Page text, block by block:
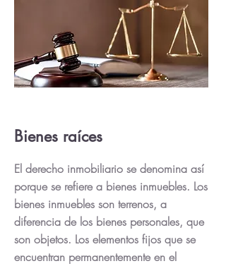
Bienes raíces
El derecho inmobiliario se denomina así
porque se refiere a bienes inmuebles. Los
bienes inmuebles son terrenos, a
diferencia de los bienes personales, que
son objetos. Los elementos fijos que se
encuentran permanentemente en el